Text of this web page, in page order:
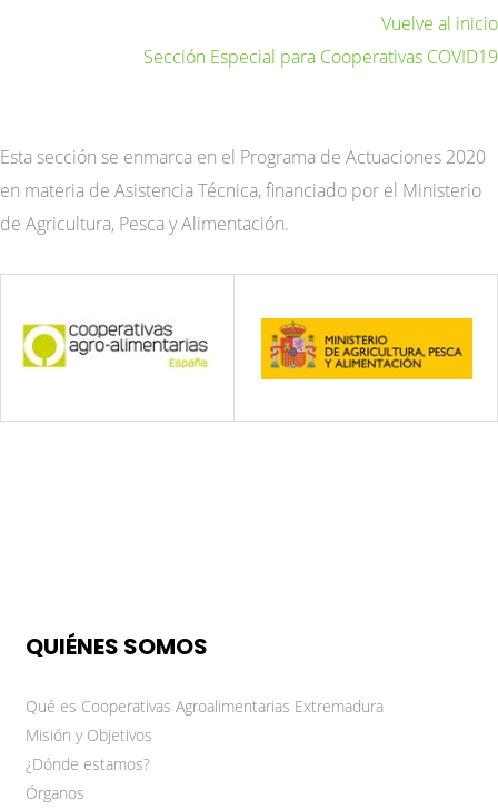
Vuelve al inicio
Sección Especial para Cooperativas COVID19
Esta sección se enmarca en el Programa de Actuaciones 2020
en materia de Asistencia Técnica, financiado por el Ministerio
de Agricultura, Pesca y Alimentación.
QUIÉNES SOMOS
Qué es Cooperativas Agroalimentarias Extremadura
Misión y Objetivos
¿Dónde estamos?
Órganos